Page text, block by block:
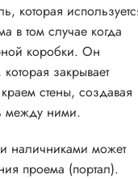
которая
в том случае когда
коробки. Он
закрывает
стены, создавая
между ними.
наличниками может
проема (портал).